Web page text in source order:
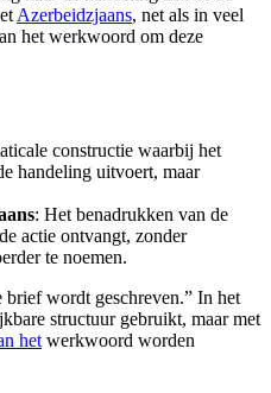
Azerbeidzjaans, net als in veel
het werkwoord om deze
constructie waarbij het
handeling uitvoert, maar
: Het benadrukken van de
actie ontvangt, zonder
te noemen.
brief wordt geschreven.” In het
structuur gebruikt, maar met
het werkwoord worden